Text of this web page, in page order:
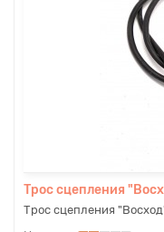
Трос сцепления
Трос сцепления